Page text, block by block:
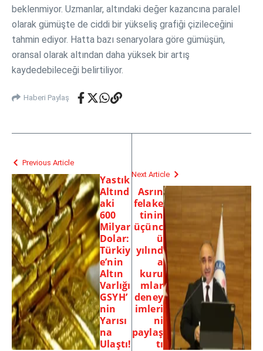
beklenmiyor. Uzmanlar, altındaki değer kazancına paralel
olarak gümüşte de ciddi bir yükseliş grafiği çizileceğini
tahmin ediyor. Hatta bazı senaryolara göre gümüşün,
oransal olarak altından daha yüksek bir artış
kaydedebileceği belirtiliyor.
Haberi Paylaş
Previous Article
Yastık
Altınd
aki
600
Milyar
Dolar:
Türkiy
e’nin
Altın
Varlığı
GSYH’
nin
Yarısı
na
Ulaştı!
Next Article
Asrın
felake
tinin
üçünc
ü
yılınd
a
kuru
mlar
deney
imleri
ni
paylaş
tı